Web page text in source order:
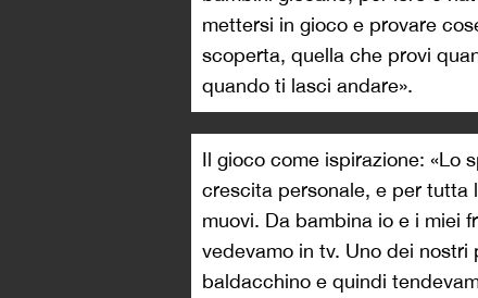
mettersi in gioco e provare
scoperta, quella che provi
quando ti lasci andare».
Il gioco come ispirazione: «Lo
crescita personale, e per tutta
muovi. Da bambina io e i miei
vedevamo in tv. Uno dei
baldacchino e quindi